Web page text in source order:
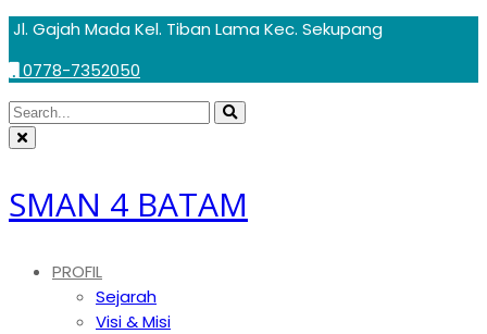
Skip
content
Jl. Gajah Mada Kel. Tiban Lama Kec. Sekupang
0778-7352050
Circular
focus
Search
for:
Search
Circular
focus
SMAN 4 BATAM
PROFIL
Sejarah
Visi & Misi